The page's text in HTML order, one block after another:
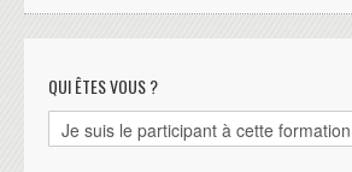
QUI ÊTES VOUS ?